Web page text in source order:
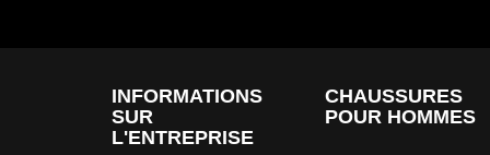
INFORMATIONS
SUR
L'ENTREPRISE
CHAUSSURES
POUR HOMMES